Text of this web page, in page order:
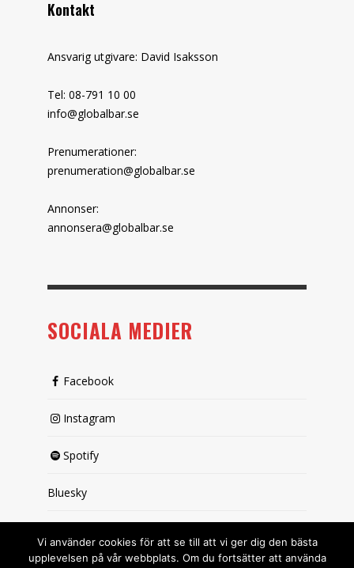
Kontakt
Ansvarig utgivare: David Isaksson
Tel: 08-791 10 00
info@globalbar.se
Prenumerationer:
prenumeration@globalbar.se
Annonser:
annonsera@globalbar.se
SOCIALA MEDIER
Facebook
Instagram
Spotify
Bluesky
Vi använder cookies för att se till att vi ger dig den bästa
upplevelsen på vår webbplats. Om du fortsätter att använda